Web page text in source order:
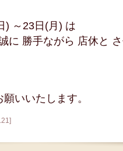
) ～23日(月) は
に 勝手ながら 店休と
いいたします。